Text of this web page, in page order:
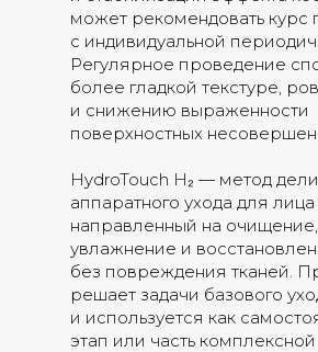
может рекомендовать курс
с индивидуальной
Регулярное проведение
более гладкой текстуре,
и снижению выраженности
поверхностных
HydroTouch H₂ — метод
аппаратного ухода для лица
направленный на очищение,
увлажнение и
без повреждения тканей.
решает задачи базового
и используется как
этап или часть комплексной